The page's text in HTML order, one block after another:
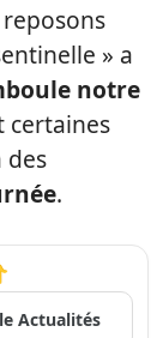
reposons
» a
notre
certaines
des
.
Actualités